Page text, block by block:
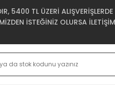
5400 TL ÜZERİ ALIŞVERİŞLERDE
İSTEĞİNİZ OLURSA